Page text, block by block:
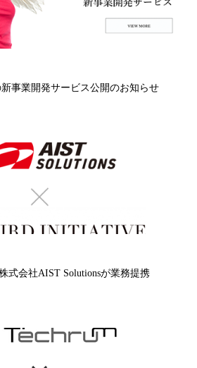
事業開発サービス公開のお知らせ
式会社AIST Solutionsが業務提携